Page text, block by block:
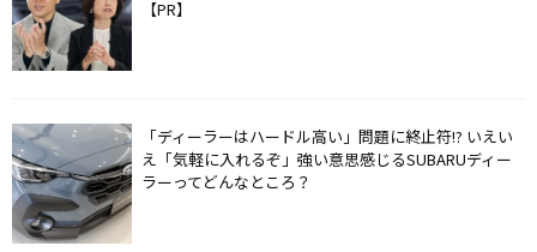
【PR】
「ディーラーはハードル高い」問題に終止符!? いえい
え「気軽に入れるぞ」強い意思感じるSUBARUディー
ラーってどんなところ？